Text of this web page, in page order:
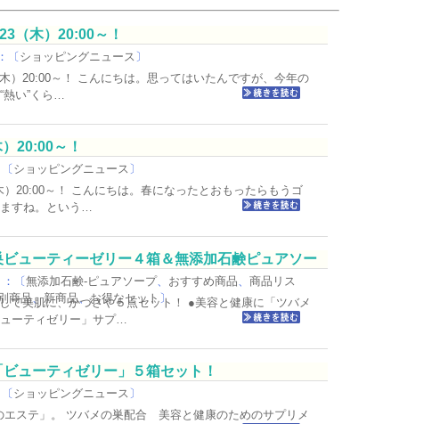
（木）20:00～！
〔 ショッピングニュース 〕
）20:00～！ こんにちは。思ってはいたんですが、今年の
熱い”くら…
20:00～！
ショッピングニュース 〕
20:00～！ こんにちは。春になったとおもったらもうゴ
すね。という…
ューティーゼリー４箱＆無添加石鹸ピュアソー
〔無添加石鹸-ピュアソープ、 おすすめ商品、 商品リス
商品、新商品、お得なセット〕
て美肌に、かづさや５点セット！ ●美容と健康に「ツバメ
ーティゼリー」サプ…
ューティゼリー」５箱セット！
ショッピングニュース 〕
ステ」。 ツバメの巣配合 美容と健康のためのサプリメ